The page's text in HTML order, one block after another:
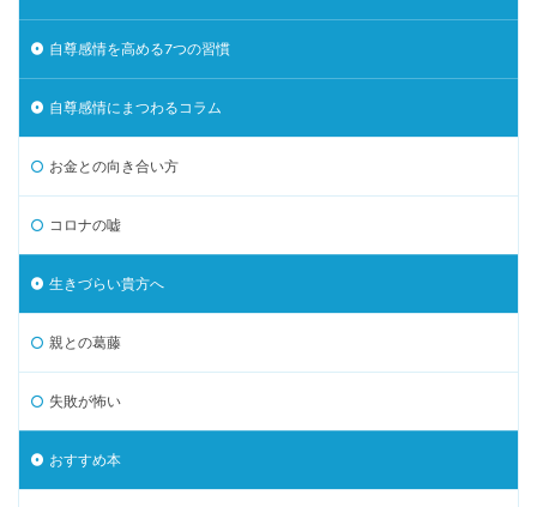
自尊感情を高める7つの習慣
自尊感情にまつわるコラム
お金との向き合い方
コロナの嘘
生きづらい貴方へ
親との葛藤
失敗が怖い
おすすめ本